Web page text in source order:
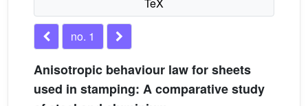
no. 1
Anisotropic behaviour law for sheets
used in stamping: A comparative study